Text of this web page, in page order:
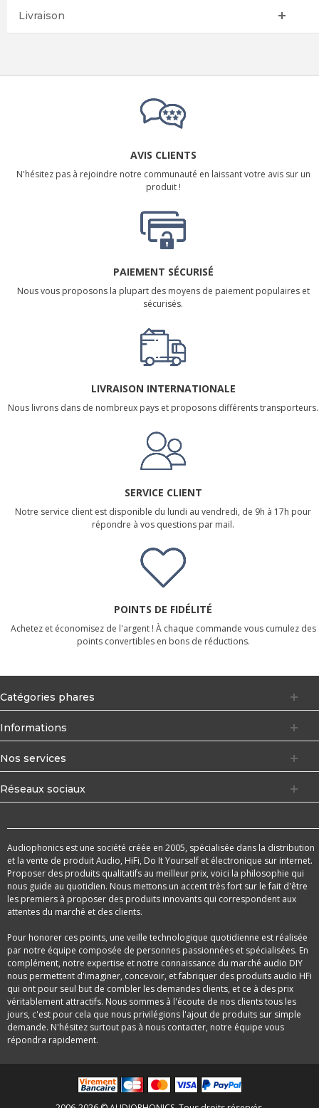
Livraison
AVIS CLIENTS
N'hésitez pas à rejoindre notre communauté en laissant votre avis sur un
produit !
PAIEMENT SÉCURISÉ
Nous vous proposons la plupart des moyens de paiement populaires et
sécurisés.
LIVRAISON INTERNATIONALE
Nous livrons dans de nombreux pays et proposons différents transporteurs.
SERVICE CLIENT
Notre service client est disponible du lundi au vendredi, de 9h à 17h pour
répondre à vos questions par mail.
POINTS DE FIDÉLITÉ
Achetez et économisez de l'argent ! À chaque commande vous cumulez des
points convertibles en bons de réductions.
Catégories phares
Informations
Nos services
Réseaux sociaux
Audiophonics est une société créée en 2005, spécialisée dans la distribution
et la vente de produit Audio, HiFi, Do It Yourself et électronique sur internet.
Proposer des produits qualitatifs au meilleur prix, voici la philosophie qui
nous guide au quotidien. Nous mettons un accent très fort sur le fait d'être
les premiers à proposer des produits innovants qui correspondent aux
attentes du marché et des clients.
Pour honorer ces points, une veille technologique quotidienne est réalisée
par notre équipe composée de personnes passionnées et spécialisées. En
complément, notre expertise et notre connaissance du marché audio DIY
nous permettent d'imaginer, concevoir, et fabriquer des produits audio HFi
qui ont pour seul but de combler les demandes clients, et ce à des prix
véritablement attractifs. Nous sommes à l'écoute de nos clients tous les
jours, c'est pour cela que nous privilégions l'ajout de produits sur simple
demande. N'hésitez surtout pas à nous contacter, notre équipe vous
répondra rapidement.